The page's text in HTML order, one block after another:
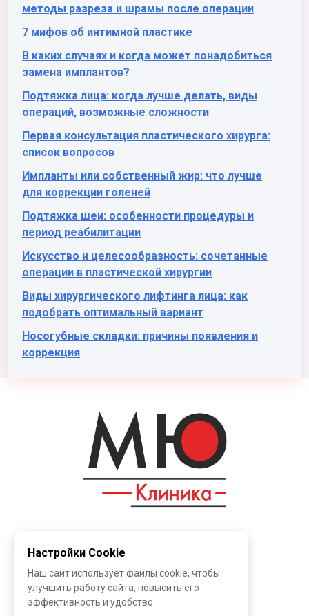
методы разреза и шрамы после операции
7 мифов об интимной пластике
В каких случаях и когда может понадобиться
замена имплантов?
Подтяжка лица: когда лучше делать, виды
операций, возможные сложности
Первая консультация пластического хирурга:
список вопросов
Импланты или собственный жир: что лучше
для коррекции голеней
Подтяжка шеи: особенности процедуры и
период реабилитации
Искусство и целесообразность: сочетанные
операции в пластической хирургии
Виды хирургического лифтинга лица: как
подобрать оптимальный вариант
Носогубные складки: причины появления и
коррекция
О клинике
Наши специалисты
Настройки Cookie
Наш сайт использует файлы cookie, чтобы
улучшить работу сайта, повысить его
эффективность и удобство.